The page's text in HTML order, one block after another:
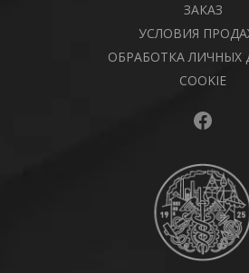
ЗАКАЗ
УСЛОВИЯ
ОБРАБОТКА ЛИЧНЫХ
COOKIE